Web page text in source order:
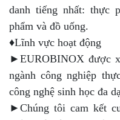
danh tiếng nhất: thực
phẩm và đồ uống.
♦Lĩnh vực hoạt động
►EUROBINOX được
ngành công nghiệp
công nghệ sinh học đa
►Chúng tôi cam kết